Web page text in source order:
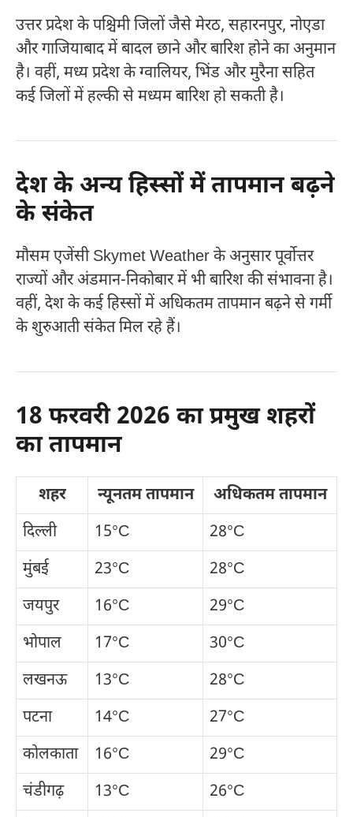
उत्तर प्रदेश के पश्चिमी जिलों जैसे मेरठ, सहारनपुर, नोएडा
और गाजियाबाद में बादल छाने और बारिश होने का अनुमान
है। वहीं, मध्य प्रदेश के ग्वालियर, भिंड और मुरैना सहित
कई जिलों में हल्की से मध्यम बारिश हो सकती है।
देश के अन्य हिस्सों में तापमान बढ़ने
के संकेत
मौसम एजेंसीSkymet Weatherके अनुसार पूर्वोत्तर
राज्यों और अंडमान-निकोबार में भी बारिश की संभावना है।
वहीं, देश के कई हिस्सों में अधिकतम तापमान बढ़ने से गर्मी
के शुरुआती संकेत मिल रहे हैं।
18 फरवरी 2026 का प्रमुख शहरों
का तापमान
शहर न्यूनतम तापमान
अधिकतम तापमान
दिल्ली
15°C
28°C
मुंबई
23°C
28°C
जयपुर
16°C
29°C
भोपाल
17°C
30°C
लखनऊ
13°C
28°C
पटना
14°C
27°C
कोलकाता
16°C
29°C
चंडीगढ़
13°C
26°C